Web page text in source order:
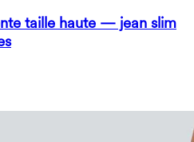
taille haute — jean slim